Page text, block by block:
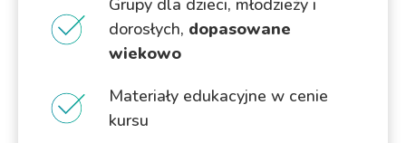
dorosłych, dopasowane
wiekowo
Materiały edukacyjne w cenie
kursu